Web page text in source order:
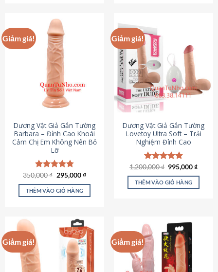
Giảm giá!
Dương Vật Giả Gắn Tường
Barbara – Đỉnh Cao Khoái
Cảm Chị Em Không Nên Bỏ
Lỡ
Được xếp
hạng4.79
5 sao
350,000₫ Giá
là:
350,000 ₫.
295,000₫Giá
tại
THÊM VÀO GIỎ HÀNG
Giảm giá!
Dương Vật Giả Gắn Tường
Lovetoy Ultra Soft – Trải
Nghiệm Đỉnh Cao
Được xếp
hạng4.82
5 sao
1,200,000₫ Giá
là:
1,200,000 ₫.
995,000₫Giá
tại
THÊM VÀO GIỎ HÀNG
Giảm giá! Giảm giá!